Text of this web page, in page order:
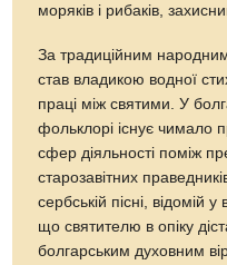
моряків і рибаків,
За традиційним
став владикою водної
праці між святими. У
фольклорі існує чимало
сфер діяльності поміж
старозавітних
сербській пісні, відомій
що святителю в опіку
болгарським духовним